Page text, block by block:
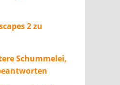
2 zu
Schummelei,